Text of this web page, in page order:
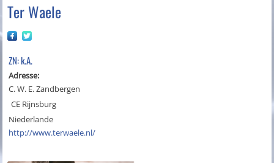
Ter Waele
ZN: k.A.
Adresse:
C. W. E. Zandbergen
CE Rijnsburg
Niederlande
http://www.terwaele.nl/